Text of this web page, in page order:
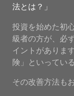
法とは？」
投資を始めた初
級者の方が、必
イントがありま
険」といってい
その改善方法も